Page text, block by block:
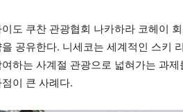
도 쿠찬 관광협회 나카하라 코헤이
공유한다. 니세코는 세계적인 스키
하는 사계절 관광으로 넓혀가는 과
이 큰 사례다.